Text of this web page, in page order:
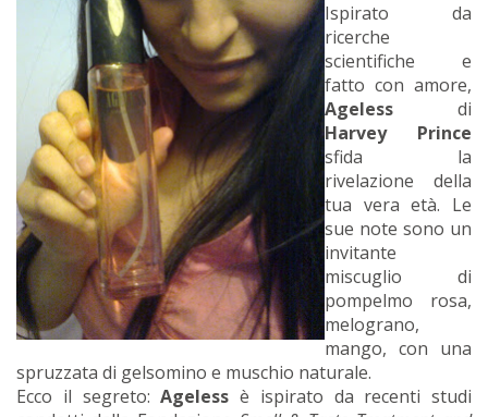
Ispirato da
ricerche
scientifiche e
fatto con amore,
Ageless di
Harvey Prince
sfida la
rivelazione della
tua vera età. Le
sue note sono un
invitante
miscuglio di
pompelmo rosa,
melograno,
mango, con una
spruzzata di gelsomino e muschio naturale.
Ecco il segreto:Ageless è ispirato da recenti studi